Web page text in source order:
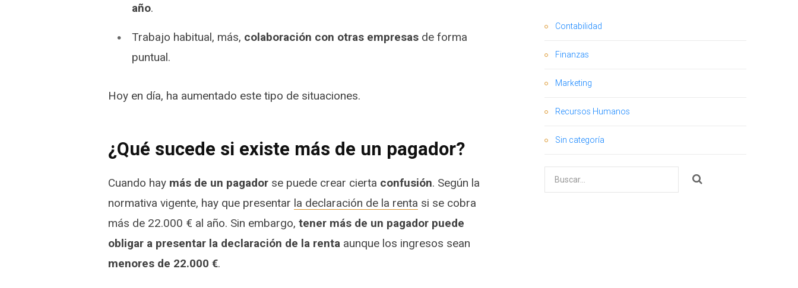
año.
Trabajo habitual, más, colaboración con otras empresasde forma
puntual.
Hoy en día, ha aumentado este tipo de situaciones.
¿Qué sucede si existe más de un pagador?
Cuando hay más de un pagadorse puede crear cierta confusión. Según la
normativa vigente, hay que presentar la declaración de la renta si se cobra
más de 22.000 € al año. Sin embargo, tener más de un pagador puede
obligar a presentar la declaración de la renta aunque los ingresos sean
menores de 22.000 €.
Contabilidad
Finanzas
Marketing
Recursos Humanos
Sin categoría
por: